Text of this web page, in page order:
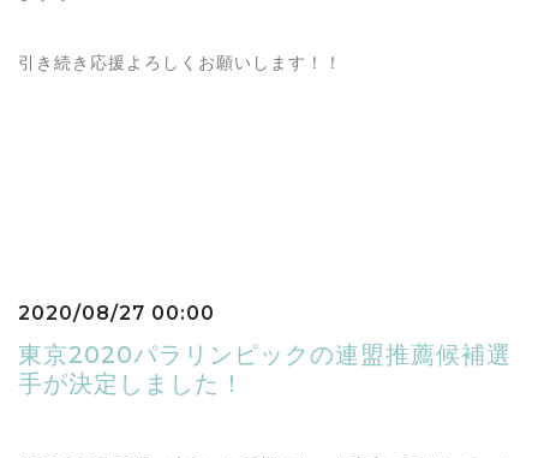
引き続き応援よろしくお願いします！！
2020/08/27 00:00
東京2020パラリンピックの連盟推薦候補選
手が決定しました！